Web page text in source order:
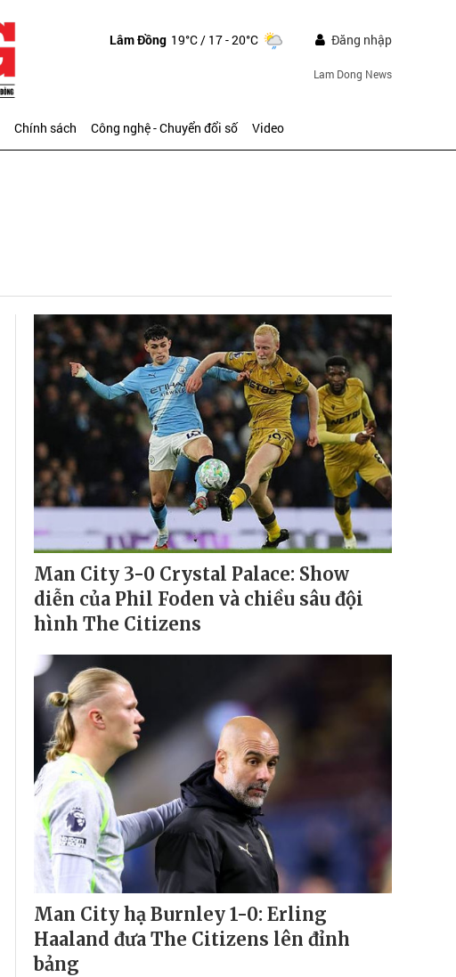
Lâm Đồng 19°C/ 17 - 20°C Đăng nhập
Lam Dong News
Chính sách Công nghệ - Chuyển đổi số Video
Man City 3-0 Crystal Palace: Show
diễn của Phil Foden và chiều sâu đội
hình The Citizens
Man City hạ Burnley 1-0: Erling
Haaland đưa The Citizens lên đỉnh
bảng